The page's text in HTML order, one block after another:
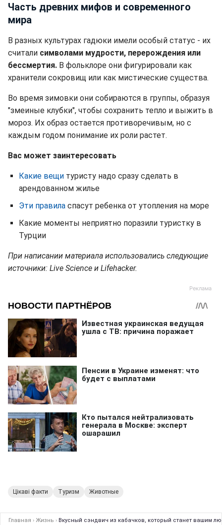
Часть древних мифов и современного
мира
В разных культурах гадюки имели особый статус - их
считали символами мудрости, перерождения или
бессмертия. В фольклоре они фигурировали как
хранители сокровищ или как мистические существа.
Во время зимовки они собираются в группы, образуя
"змеиные клубки", чтобы сохранить тепло и выжить в
мороз. Их образ остается противоречивым, но с
каждым годом понимание их роли растет.
Вас может заинтересовать
Какие вещи туристу надо сразу сделать в
арендованном жилье
Эти правила спасут ребенка от утопления на море
Какие моменты неприятно поразили туристку в
Турции
При написании материала использовались следующие
источники: Live Science и Lifehacker.
Цікаві факти Туризм Животные
Главная › Жизнь › Вкусный сэндвич из кабачков, который станет вашим